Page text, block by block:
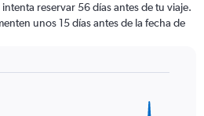
reservar 56 días antes de tu viaje.
unos 15 días antes de la fecha de